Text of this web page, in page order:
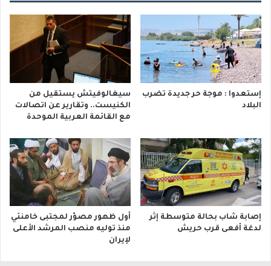
إستعدوا : موجة حر جديدة تضرب
البلاد
سيغالوفيتش يستقيل من
الكنيست.. وتقارير عن اتصالات
مع القائمة العربية الموحدة
إصابة شاب بحالة متوسطة إثر
لدغة أفعى قرب حريش
أول ظهور مصوّر لمجتبى خامنئي
منذ توليه منصب المرشد الأعلى
لإيران